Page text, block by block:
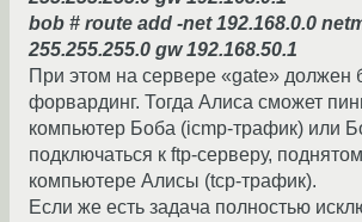
bob # route add -net 192.168.0.0
255.255.255.0 gw 192.168.50.1
При этом на сервере «gate» должен
форвардинг. Тогда Алиса сможет
компьютер Боба (icmp-трафик) или
подключаться к ftp-серверу,
компьютере Алисы (tcp-трафик).
Если же есть задача полностью